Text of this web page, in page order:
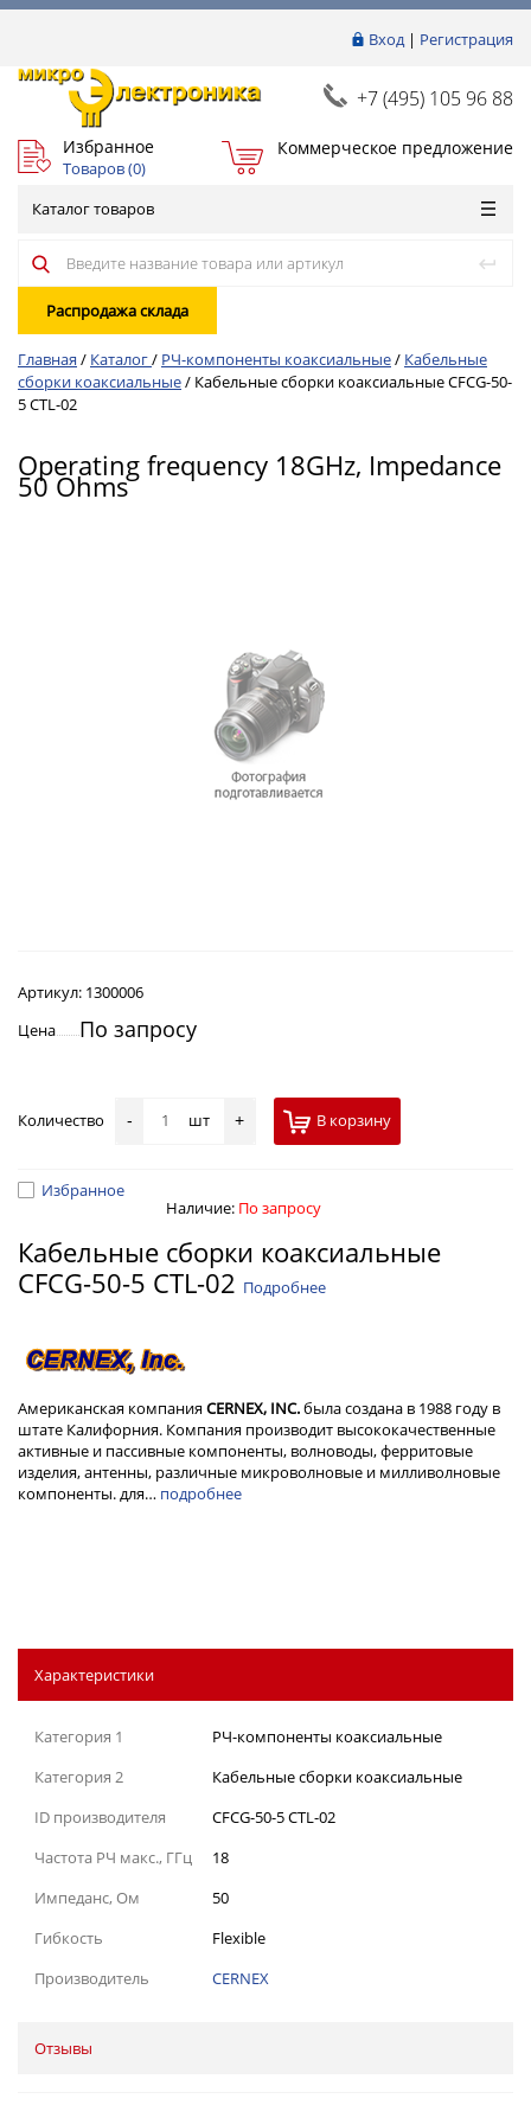
Вход| Регистрация
+7 (495) 105 96 88
Избранное
Товаров (0)
Коммерческое предложение
Каталог товаров
Распродажа склада
Главная / Каталог/ РЧ-компоненты коаксиальные/ Кабельные
сборки коаксиальные/ Кабельные сборки коаксиальные CFCG-50-
5 CTL-02
Operating frequency 18GHz, Impedance
50 Ohms
Артикул: 1300006
Цена
По запросу
Количество - шт + В корзину
Избранное
Наличие: По запросу
Кабельные сборки коаксиальные
CFCG-50-5 CTL-02 Подробнее
Американская компанияCERNEX, INC.была создана в 1988 году в
штате Калифорния. Компания производит высококачественные
активные и пассивные компоненты, волноводы, ферритовые
изделия, антенны, различные микроволновые и милливолновые
компоненты. для… подробнее
Характеристики
Категория 1
РЧ-компоненты коаксиальные
Категория 2
Кабельные сборки коаксиальные
ID производителя
CFCG-50-5 CTL-02
Частота РЧ макс., ГГц
18
Импеданс, Ом
50
Гибкость
Flexible
Производитель
CERNEX
Отзывы